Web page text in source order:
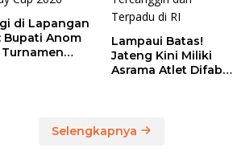
di Lapangan
Bupati Anom
Turnamen
Lampaui Batas!
Jateng Kini Miliki
Asrama Atlet Difabel
Selengkapnya